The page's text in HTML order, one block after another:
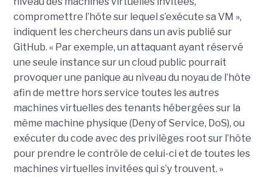
compromettre l’hôte sur lequel s’exécute sa VM »,
indiquent les chercheurs dans un avis publié sur
GitHub. « Par exemple, un attaquant ayant réservé
une seule instance sur un cloud public pourrait
provoquer une panique au niveau du noyau de l’hôte
afin de mettre hors service toutes les autres
machines virtuelles des tenants hébergées sur la
même machine physique (Deny of Service, DoS), ou
exécuter du code avec des privilèges root sur l’hôte
pour prendre le contrôle de celui-ci et de toutes les
machines virtuelles invitées qui s’y trouvent. »